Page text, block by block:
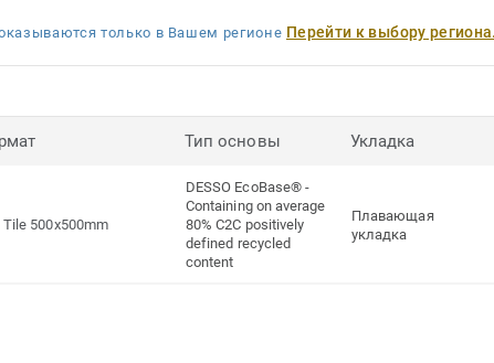
только в Вашем регионе Перейти к выбору региона.
Тип основы Укладка
Tile 500x500mm
DESSO EcoBase® -
Containing on average
80% C2C positively
defined recycled
content
Плавающая
укладка